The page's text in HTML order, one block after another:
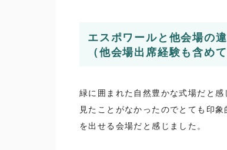
エスポワールと他会場の
（他会場出席経験も含めて
緑に囲まれた自然豊かな式場だと
見たことがなかったのでとても印
を出せる会場だと感じました。